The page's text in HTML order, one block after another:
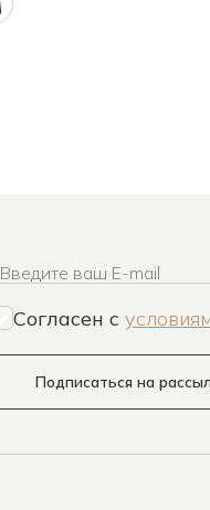
Введите ваш E-mail
Согласен c
Подписаться на